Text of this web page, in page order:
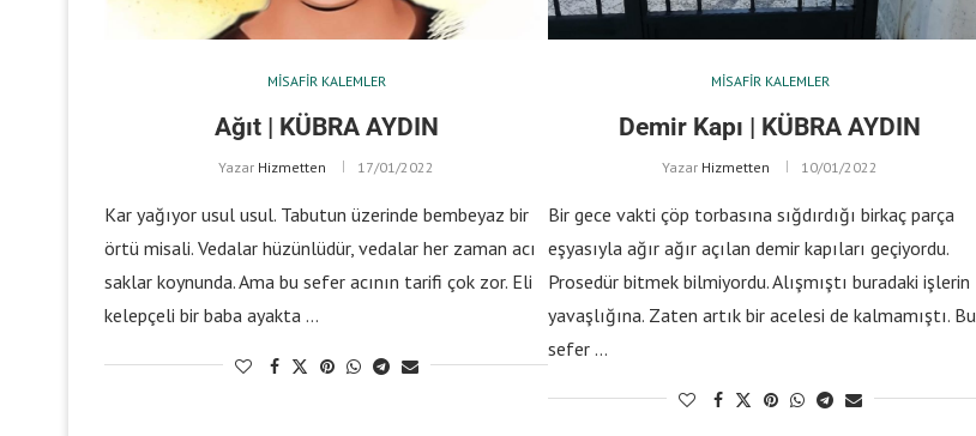
MISAFIR KALEMLER
Ağıt | KÜBRA AYDIN
Yazar Hizmetten 17/01/2022
Kar yağıyor usul usul. Tabutun üzerinde bembeyaz bir
örtü misali. Vedalar hüzünlüdür, vedalar her zaman acı
saklar koynunda. Ama bu sefer acının tarifi çok zor. Eli
kelepçeli bir baba ayakta …
MISAFIR KALEMLER
Demir Kapı | KÜBRA AYDIN
Yazar Hizmetten 10/01/2022
Bir gece vakti çöp torbasına sığdırdığı birkaç parça
eşyasıyla ağır ağır açılan demir kapıları geçiyordu.
Prosedür bitmek bilmiyordu. Alışmıştı buradaki işlerin
yavaşlığına. Zaten artık bir acelesi de kalmamıştı. Bu
sefer …